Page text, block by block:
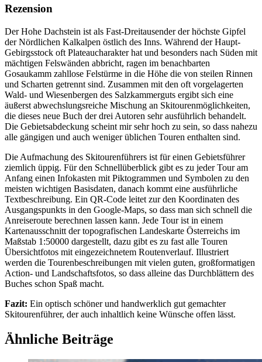
Rezension
Der Hohe Dachstein ist als Fast-Dreitausender der höchste Gipfel
der Nördlichen Kalkalpen östlich des Inns. Während der Haupt-
Gebirgsstock oft Plateaucharakter hat und besonders nach Süden mit
mächtigen Felswänden abbricht, ragen im benachbarten
Gosaukamm zahllose Felstürme in die Höhe die von steilen Rinnen
und Scharten getrennt sind. Zusammen mit den oft vorgelagerten
Wald- und Wiesenbergen des Salzkammerguts ergibt sich eine
äußerst abwechslungsreiche Mischung an Skitourenmöglichkeiten,
die dieses neue Buch der drei Autoren sehr ausführlich behandelt.
Die Gebietsabdeckung scheint mir sehr hoch zu sein, so dass nahezu
alle gängigen und auch weniger üblichen Touren enthalten sind.
Die Aufmachung des Skitourenführers ist für einen Gebietsführer
ziemlich üppig. Für den Schnellüberblick gibt es zu jeder Tour am
Anfang einen Infokasten mit Piktogrammen und Symbolen zu den
meisten wichtigen Basisdaten, danach kommt eine ausführliche
Textbeschreibung. Ein QR-Code leitet zur den Koordinaten des
Ausgangspunkts in den Google-Maps, so dass man sich schnell die
Anreiseroute berechnen lassen kann. Jede Tour ist in einem
Kartenausschnitt der topografischen Landeskarte Österreichs im
Maßstab 1:50000 dargestellt, dazu gibt es zu fast alle Touren
Übersichtfotos mit eingezeichnetem Routenverlauf. Illustriert
werden die Tourenbeschreibungen mit vielen guten, großformatigen
Action- und Landschaftsfotos, so dass alleine das Durchblättern des
Buches schon Spaß macht.
Fazit: Ein optisch schöner und handwerklich gut gemachter
Skitourenführer, der auch inhaltlich keine Wünsche offen lässt.
Ähnliche Beiträge